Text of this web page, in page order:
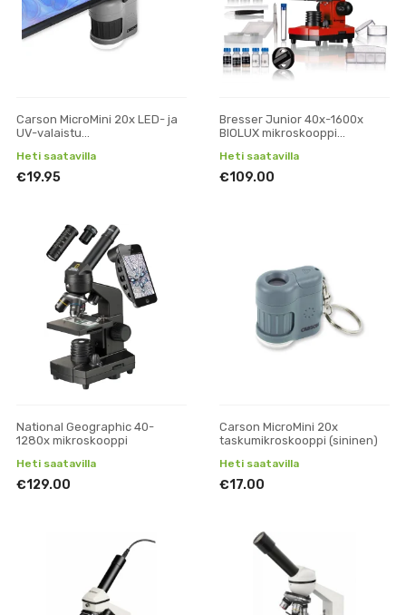
Carson MicroMini 20x LED- ja
UV-valaistu
Heti saatavilla
€19.95
Bresser Junior 40x-1600x
BIOLUX mikroskooppi
Heti saatavilla
€109.00
National Geographic 40-
1280x mikroskooppi
Heti saatavilla
€129.00
Carson MicroMini 20x
taskumikroskooppi (sininen)
Heti saatavilla
€17.00